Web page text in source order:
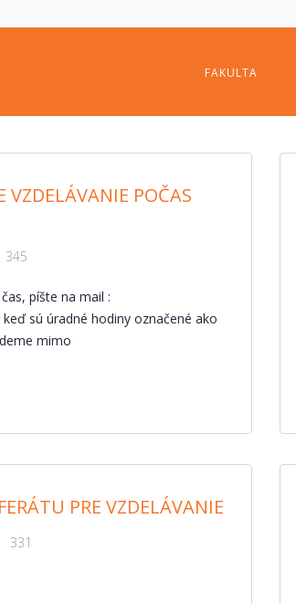
FAKULTA
VZDELÁVANIE POČAS
345
píšte na mail :
sú úradné hodiny označené ako
mimo
PRE VZDELÁVANIE
331